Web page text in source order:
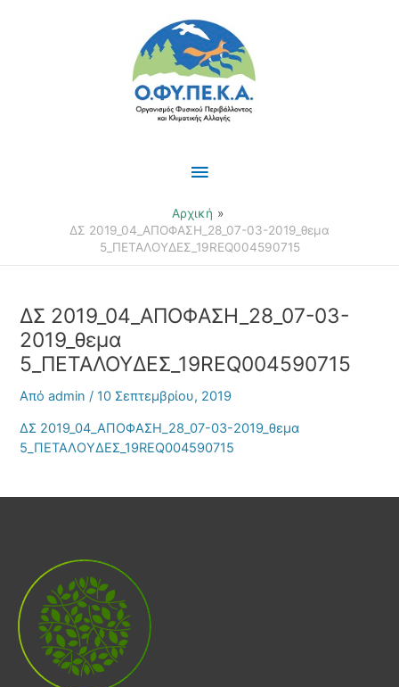
Κύριο
Μενού
Αρχική
ΔΣ 2019_04_ΑΠΟΦΑΣΗ_28_07-03-2019_θεμα
5_ΠΕΤΑΛΟΥΔΕΣ_19REQ004590715
ΔΣ 2019_04_ΑΠΟΦΑΣΗ_28_07-03-
2019_θεμα
5_ΠΕΤΑΛΟΥΔΕΣ_19REQ004590715
Απόadmin/10 Σεπτεμβρίου, 2019
ΔΣ 2019_04_ΑΠΟΦΑΣΗ_28_07-03-2019_θεμα
5_ΠΕΤΑΛΟΥΔΕΣ_19REQ004590715